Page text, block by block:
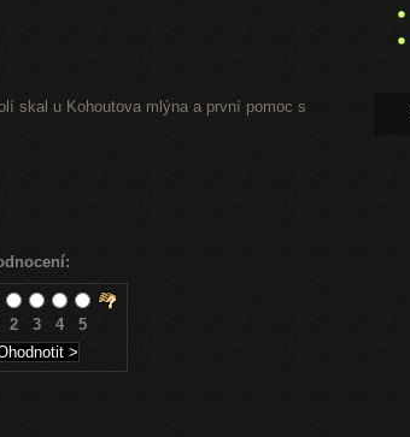
skal u Kohoutova mlýna a první pomoc s
2 3 4 5